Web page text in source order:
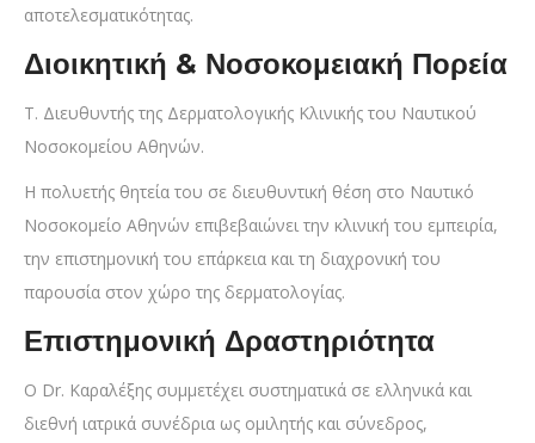
αποτελεσματικότητας.
Διοικητική & Νοσοκομειακή Πορεία
Τ. Διευθυντής της Δερματολογικής Κλινικής του Ναυτικού
Νοσοκομείου Αθηνών.
Η πολυετής θητεία του σε διευθυντική θέση στο Ναυτικό
Νοσοκομείο Αθηνών επιβεβαιώνει την κλινική του εμπειρία,
την επιστημονική του επάρκεια και τη διαχρονική του
παρουσία στον χώρο της δερματολογίας.
Επιστημονική Δραστηριότητα
Ο Dr. Καραλέξης συμμετέχει συστηματικά σε ελληνικά και
διεθνή ιατρικά συνέδρια ως ομιλητής και σύνεδρος,